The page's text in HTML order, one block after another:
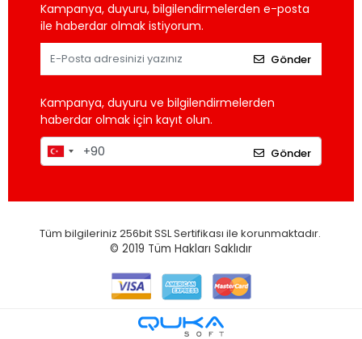
Kampanya, duyuru, bilgilendirmelerden e-posta
ile haberdar olmak istiyorum.
Gönder
Kampanya, duyuru ve bilgilendirmelerden
haberdar olmak için kayıt olun.
Gönder
Tüm bilgileriniz 256bit SSL Sertifikası ile korunmaktadır.
© 2019 Tüm Hakları Saklıdır